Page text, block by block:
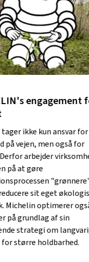
engagement for
ikke kun ansvar for din
men også for
arbejder virksomheden
gøre
"grønnere" og
sit eget økologiske
optimerer også sine
af sin
om langvarig
holdbarhed.